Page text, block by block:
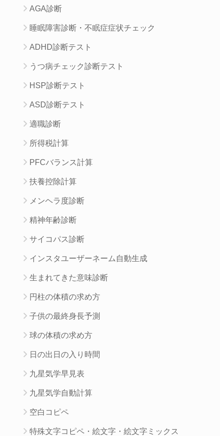
AGA診断
睡眠障害診断・不眠症症状チェック
ADHD診断テスト
うつ病チェック診断テスト
HSP診断テスト
ASD診断テスト
適職診断
所得税計算
PFCバランス計算
扶養控除計算
メンヘラ度診断
精神年齢診断
サイコパス診断
インスタユーザーネーム自動生成
生まれてきた意味診断
円柱の体積の求め方
子供の最終身長予測
球の体積の求め方
日の出日の入り時間
九星気学早見表
九星気学自動計算
空白コピペ
特殊文字コピペ・絵文字・絵文字ミックス